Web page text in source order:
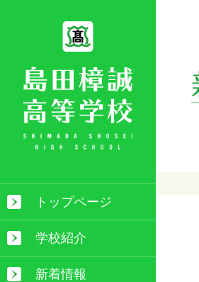
トップページ
学校紹介
新着情報